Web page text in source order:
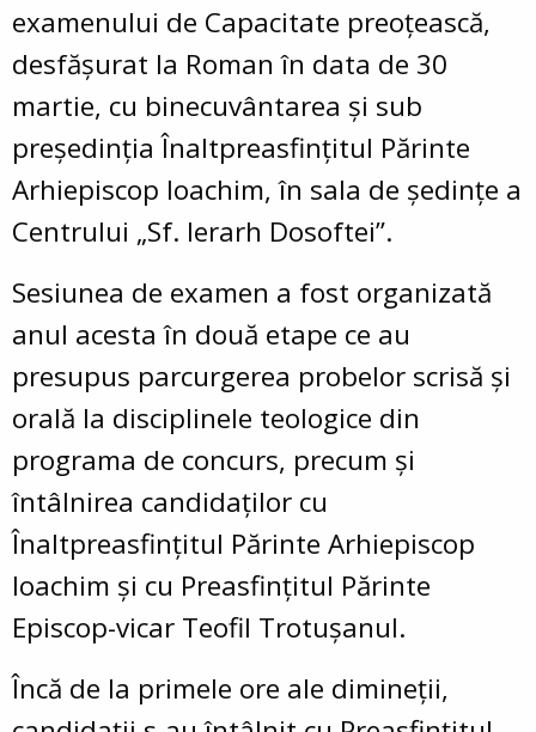
examenului de Capacitate preoţească,
desfăşurat la Roman în data de 30
martie, cu binecuvântarea şi sub
preşedinţia Înaltpreasfințitul Părinte
Arhiepiscop Ioachim, în sala de ședințe a
Centrului „Sf. Ierarh Dosoftei”.
Sesiunea de examen a fost organizată
anul acesta în două etape ce au
presupus parcurgerea probelor scrisă și
orală la disciplinele teologice din
programa de concurs, precum și
întâlnirea candidaților cu
Înaltpreasfințitul Părinte Arhiepiscop
Ioachim și cu Preasfințitul Părinte
Episcop-vicar Teofil Trotușanul.
Încă de la primele ore ale dimineții,